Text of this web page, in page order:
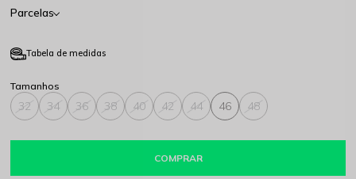
Parcelas
Tabela de medidas
32 34 36 38 40 42 44 46 48
COMPRAR